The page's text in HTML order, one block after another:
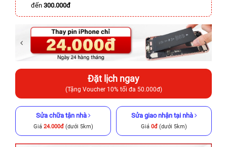
đến 300.000đ
Đặt lịch ngay
(Tặng Voucher 10% tối đa 50.000đ)
Sửa chữa tận nhà
Giá 24.000đ(dưới 5km)
Sửa giao nhận tại nhà
Giá 0đ (dưới 5km)